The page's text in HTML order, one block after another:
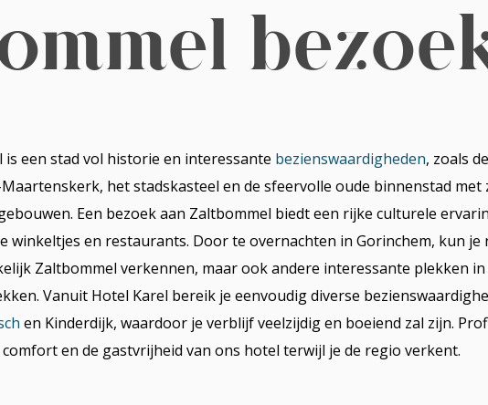
is een stad vol historie en interessante bezienswaardigheden, zoals de
het stadskasteel en de sfeervolle oude binnenstad met
Een bezoek aan Zaltbommel biedt een rijke culturele
winkeltjes en restaurants. Door te overnachten in Gorinchem, kun je
Zaltbommel verkennen, maar ook andere interessante plekken in
Vanuit Hotel Karel bereik je eenvoudig diverse
en Kinderdijk, waardoor je verblijf veelzijdig en boeiend zal zijn.
en de gastvrijheid van ons hotel terwijl je de regio verkent.